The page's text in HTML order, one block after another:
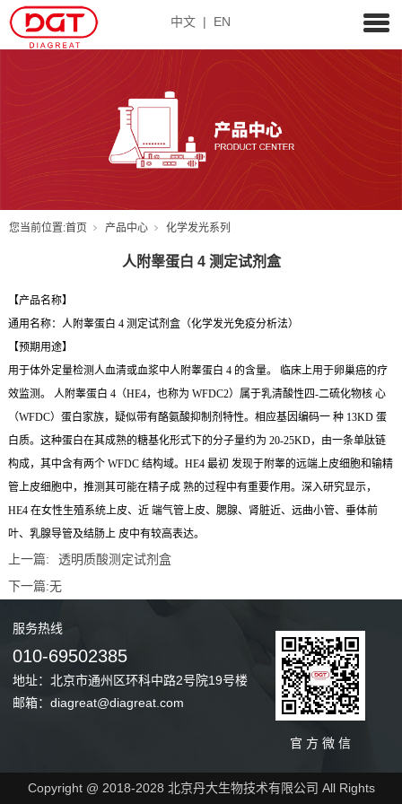
中文 | EN
您当前位置:首页 产品中心 化学发光系列
人附睾蛋白 4 测定试剂盒
【产品名称】
通用名称：人附睾蛋白 4 测定试剂盒（化学发光免疫分析法）
【预期用途】
用于体外定量检测人血清或血浆中人附睾蛋白 4 的含量。 临床上用于卵巢癌的疗
效监测。 人附睾蛋白 4（HE4，也称为 WFDC2）属于乳清酸性四-二硫化物核 心
（WFDC）蛋白家族，疑似带有酪氨酸抑制剂特性。相应基因编码一 种 13KD 蛋
白质。这种蛋白在其成熟的糖基化形式下的分子量约为 20-25KD，由一条单肽链
构成，其中含有两个 WFDC 结构域。HE4 最初 发现于附睾的远端上皮细胞和输精
管上皮细胞中，推测其可能在精子成 熟的过程中有重要作用。深入研究显示，
HE4 在女性生殖系统上皮、近 端气管上皮、腮腺、肾脏近、远曲小管、垂体前
叶、乳腺导管及结肠上 皮中有较高表达。
上一篇:
透明质酸测定试剂盒
下一篇:无
服务热线
010-69502385
地址：北京市通州区环科中路2号院19号楼
邮箱：diagreat@diagreat.com
官 方 微 信
Copyright @ 2018-2028 北京丹大生物技术有限公司 All Rights